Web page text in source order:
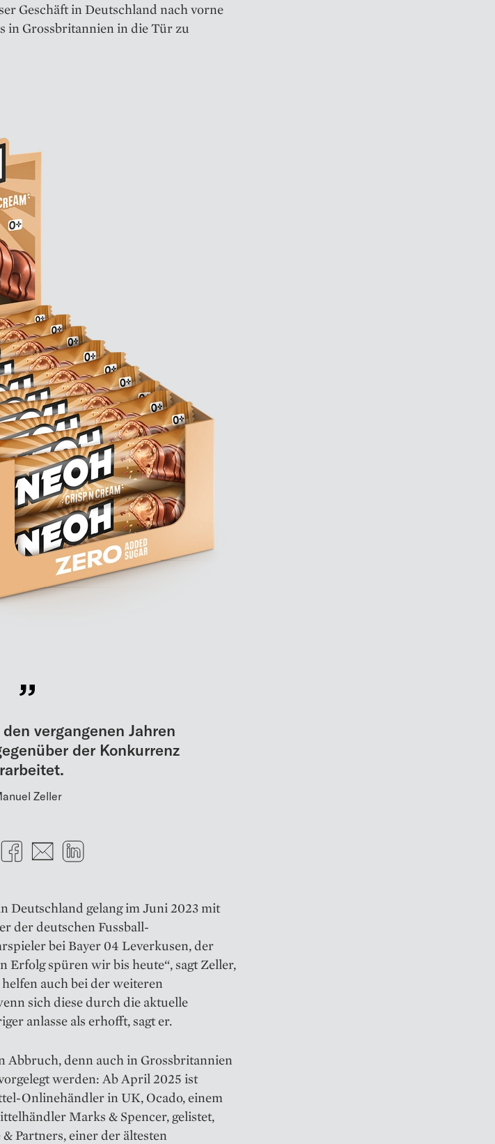
Geschäft in Deutschland nach vorne
in Grossbritannien in die Tür zu
vergangenen Jahren
der Konkurrenz
Zeller
TwitterFacebook
E-mail
Deutschland gelang im Juni 2023 mit
der deutschen Fussball-
bei Bayer 04 Leverkusen, der
Erfolg spüren wir bis heute“, sagt Zeller,
auch bei der weiteren
sich diese durch die aktuelle
anlasse als erhofft, sagt er.
Abbruch, denn auch in Grossbritannien
werden: Ab April 2025 ist
Onlinehändler in UK, Ocado, einem
Marks & Spencer, gelistet,
Partners, einer der ältesten